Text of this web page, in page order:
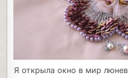
Я открыла окно в мир